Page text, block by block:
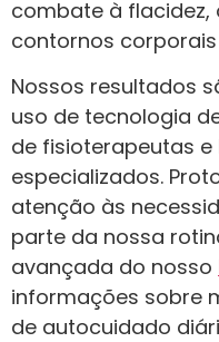
combate à flacidez,
contornos
Nossos resultados
uso de tecnologia
de fisioterapeutas
especializados.
atenção às
parte da nossa
avançada do nosso
informações sobre
de autocuidado